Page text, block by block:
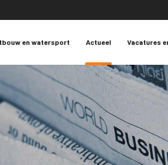
en watersport Actueel Vacatures